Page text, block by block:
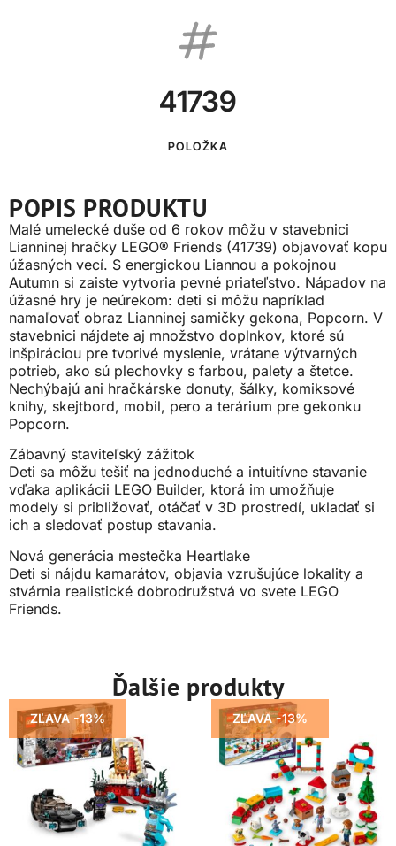
41739
POLOŽKA
POPIS PRODUKTU
Malé umelecké duše od 6 rokov môžu v stavebnici
Lianninej hračky LEGO® Friends (41739) objavovať kopu
úžasných vecí. S energickou Liannou a pokojnou
Autumn si zaiste vytvoria pevné priateľstvo. Nápadov na
úžasné hry je neúrekom: deti si môžu napríklad
namaľovať obraz Lianninej samičky gekona, Popcorn. V
stavebnici nájdete aj množstvo doplnkov, ktoré sú
inšpiráciou pre tvorivé myslenie, vrátane výtvarných
potrieb, ako sú plechovky s farbou, palety a štetce.
Nechýbajú ani hračkárske donuty, šálky, komiksové
knihy, skejtbord, mobil, pero a terárium pre gekonku
Popcorn.
Zábavný staviteľský zážitok
Deti sa môžu tešiť na jednoduché a intuitívne stavanie
vďaka aplikácii LEGO Builder, ktorá im umožňuje
modely si približovať, otáčať v 3D prostredí, ukladať si
ich a sledovať postup stavania.
Nová generácia mestečka Heartlake
Deti si nájdu kamarátov, objavia vzrušujúce lokality a
stvárnia realistické dobrodružstvá vo svete LEGO
Friends.
Ďalšie produkty
ZĽAVA -13% ZĽAVA -13%